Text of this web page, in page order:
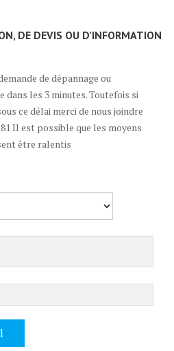
DE DEVIS OU D’INFORMATION
de dépannage ou
dans les 3 minutes. Toutefois si
ce délai merci de nous joindre
Il est possible que les moyens
être ralentis